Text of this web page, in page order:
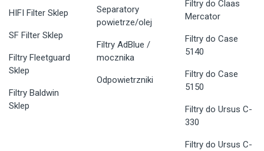
HIFI Filter Sklep
SF Filter Sklep
Filtry Fleetguard
Sklep
Filtry Baldwin
Sklep
Separatory
powietrze/olej
Filtry AdBlue /
mocznika
Odpowietrzniki
Filtry do Claas
Mercator
Filtry do Case
5140
Filtry do Case
5150
Filtry do Ursus C-
330
Filtry do Ursus C-